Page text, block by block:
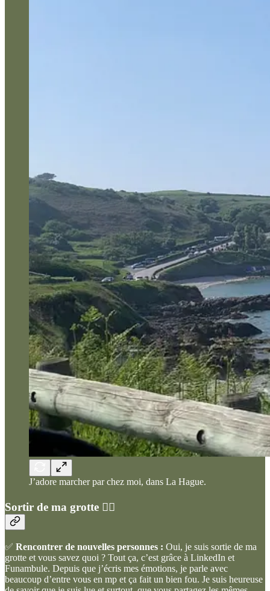
J’adore marcher par chez moi, dans La Hague.
Sortir de ma grotte 🧙‍♀️
✅ Rencontrer de nouvelles personnes : Oui, je suis sortie de ma
grotte et vous savez quoi ? Tout ça, c’est grâce à LinkedIn et
Funambule. Depuis que j’écris mes émotions, je parle avec
beaucoup d’entre vous en mp et ça fait un bien fou. Je suis heureuse